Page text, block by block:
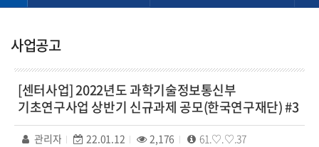
사업공고
[센터사업] 2022년도 과학기술정보통신부
기초연구사업 상반기 신규과제 공모(한국연구재단) #3
관리자 22.01.12 2,176 61.♡.♡.37